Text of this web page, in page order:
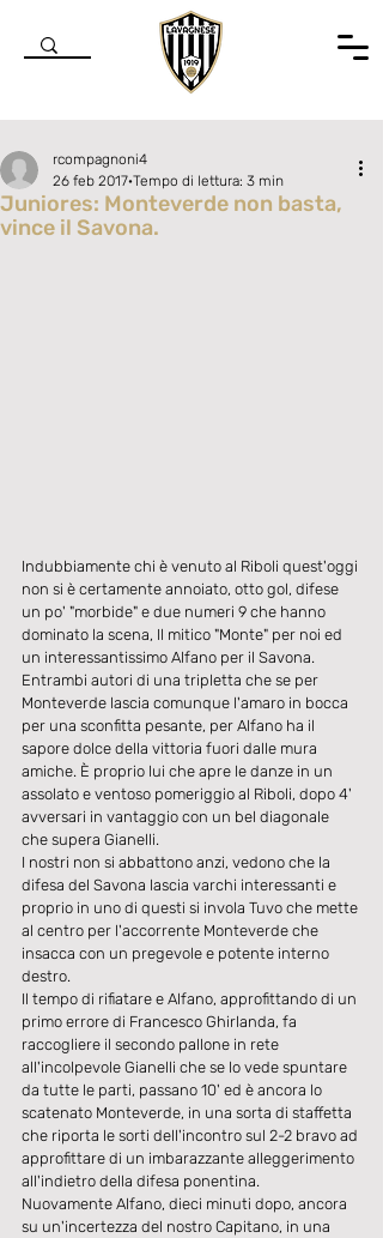
Juniores: Monteverde non basta,
vince il Savona.
rcompagnoni4
26 feb 2017 Tempo di lettura: 3 min
Indubbiamente chi è venuto al Riboli quest'oggi
non si è certamente annoiato, otto gol, difese
un po' "morbide" e due numeri 9 che hanno
dominato la scena, Il mitico "Monte" per noi ed
un interessantissimo Alfano per il Savona.
Entrambi autori di una tripletta che se per
Monteverde lascia comunque l'amaro in bocca
per una sconfitta pesante, per Alfano ha il
sapore dolce della vittoria fuori dalle mura
amiche. È proprio lui che apre le danze in un
assolato e ventoso pomeriggio al Riboli, dopo 4'
avversari in vantaggio con un bel diagonale
che supera Gianelli.
I nostri non si abbattono anzi, vedono che la
difesa del Savona lascia varchi interessanti e
proprio in uno di questi si invola Tuvo che mette
al centro per l'accorrente Monteverde che
insacca con un pregevole e potente interno
destro.
Il tempo di rifiatare e Alfano, approfittando di un
primo errore di Francesco Ghirlanda, fa
raccogliere il secondo pallone in rete
all'incolpevole Gianelli che se lo vede spuntare
da tutte le parti, passano 10' ed è ancora lo
scatenato Monteverde, in una sorta di staffetta
che riporta le sorti dell'incontro sul 2-2 bravo ad
approfittare di un imbarazzante alleggerimento
all'indietro della difesa ponentina.
Nuovamente Alfano, dieci minuti dopo, ancora
su un'incertezza del nostro Capitano, in una